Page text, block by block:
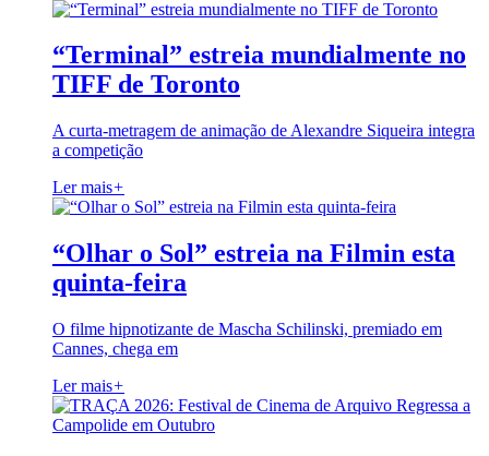
“Terminal” estreia mundialmente no
TIFF de Toronto
A curta-metragem de animação de Alexandre Siqueira integra
a competição
Ler mais+
“Olhar o Sol” estreia na Filmin esta
quinta-feira
O filme hipnotizante de Mascha Schilinski, premiado em
Cannes, chega em
Ler mais+